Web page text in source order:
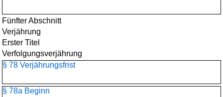
Fünfter Abschnitt
Verjährung
Erster Titel
Verfolgungsverjährung
§ 78 Verjährungsfrist
§ 78a Beginn